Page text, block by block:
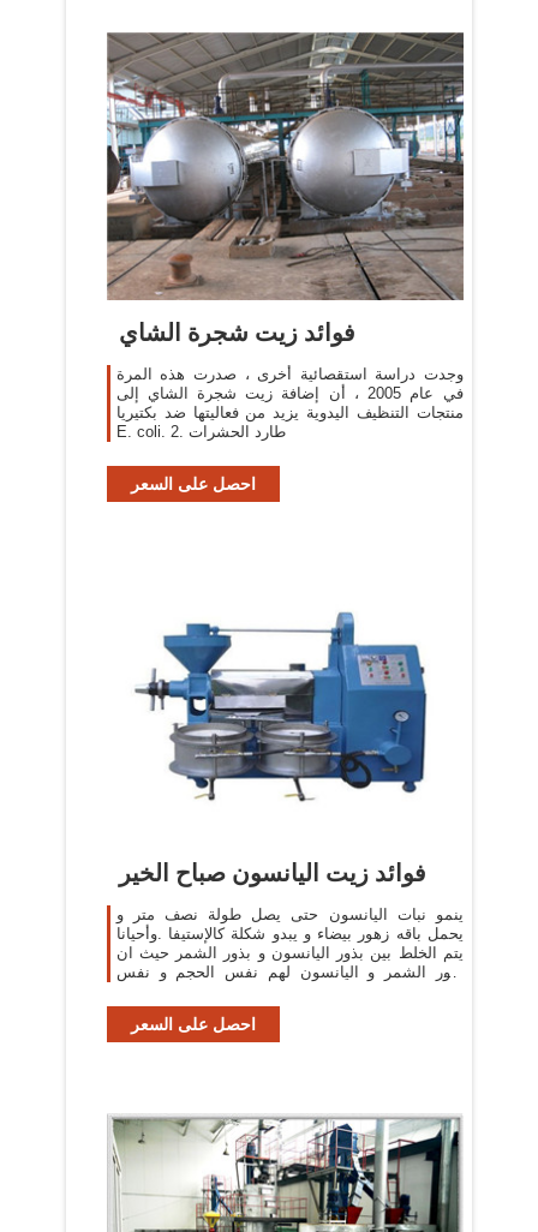
فوائد زيت شجرة الشاي
وجدت دراسة استقصائية أخرى ، صدرت هذه المرة
في عام 2005 ، أن إضافة زيت شجرة الشاي إلى
منتجات التنظيف اليدوية يزيد من فعاليتها ضد بكتيريا
E. coli. 2. طارد الحشرات
احصل على السعر
فوائد زيت اليانسون صباح الخير
ينمو نبات اليانسون حتى يصل طولة نصف متر و
يحمل باقه زهور بيضاء و يبدو شكلة كالإستيفا .وأحيانا
يتم الخلط بين بذور اليانسون و بذور الشمر حيث ان
بذور الشمر و اليانسون لهم نفس الحجم و نفس
احصل على السعر